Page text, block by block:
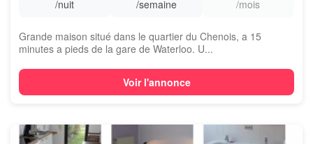
/nuit /semaine /mois
Grande maison situé dans le quartier du Chenois, a 15
minutes a pieds de la gare de Waterloo. U...
Voir l'annonce